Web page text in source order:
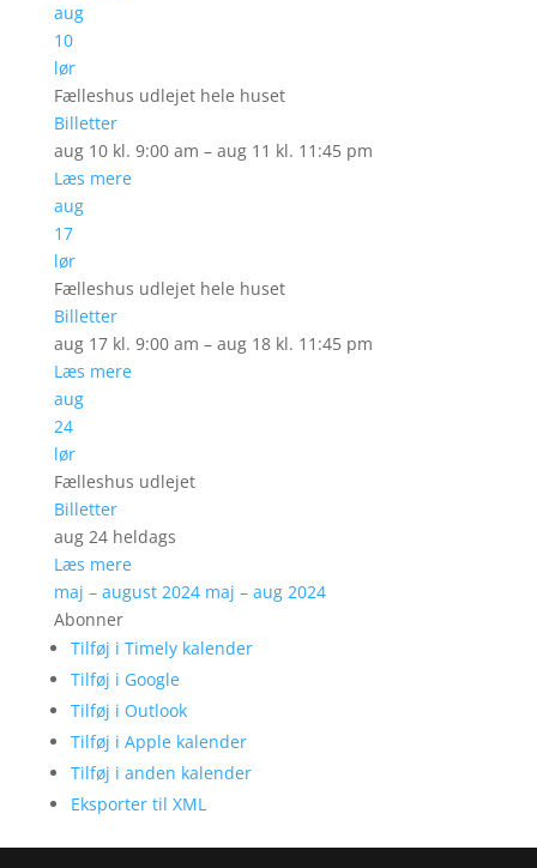
aug
10
lør
Fælleshus udlejet hele huset
Billetter
aug 10 kl. 9:00 am – aug 11 kl. 11:45 pm
Læs mere
aug
17
lør
Fælleshus udlejet hele huset
Billetter
aug 17 kl. 9:00 am – aug 18 kl. 11:45 pm
Læs mere
aug
24
lør
Fælleshus udlejet
Billetter
aug 24 heldags
Læs mere
maj – august 2024 maj – aug 2024
Abonner
Tilføj i Timely kalender
Tilføj i Google
Tilføj i Outlook
Tilføj i Apple kalender
Tilføj i anden kalender
Eksporter til XML